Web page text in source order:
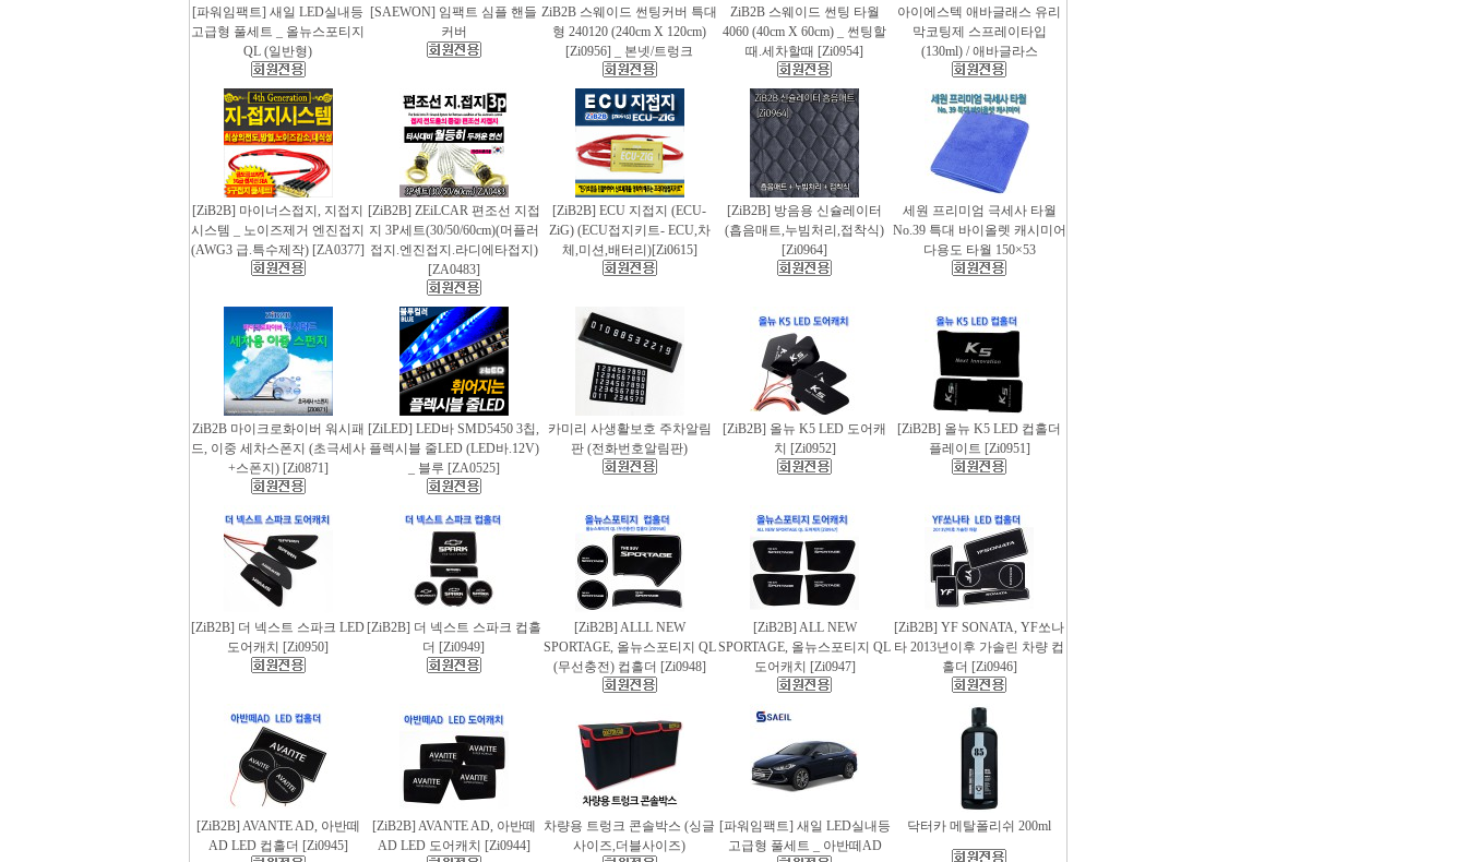
[파워임팩트] 새일 LED실내등
고급형 풀세트 _ 올뉴스포티지
QL (일반형)
[SAEWON] 임팩트 심플 핸들
커버
ZiB2B 스웨이드 썬팅커버 특대
형 240120 (240cm X 120cm)
[Zi0956] _ 본넷/트렁크
ZiB2B 스웨이드 썬팅 타월
4060 (40cm X 60cm) _ 썬팅할
때.세차할때 [Zi0954]
아이에스텍 애바글래스 유리
막코팅제 스프레이타입
(130ml) / 애바글라스
[ZiB2B] 마이너스접지, 지접지
시스템 _ 노이즈제거 엔진접지
(AWG3 급.특수제작) [ZA0377]
[ZiB2B] ZEiLCAR 편조선 지접
지 3P세트(30/50/60cm)(머플러
접지.엔진접지.라디에타접지)
[ZA0483]
[ZiB2B] ECU 지접지 (ECU-
ZiG) (ECU접지키트- ECU,차
체,미션,배터리)[Zi0615]
[ZiB2B] 방음용 신슐레이터
(흡음매트,누빔처리,접착식)
[Zi0964]
세원 프리미엄 극세사 타월
No.39 특대 바이올렛 캐시미어
다용도 타월 150×53
ZiB2B 마이크로화이버 워시패
드, 이중 세차스폰지 (초극세사
+스폰지) [Zi0871]
[ZiLED] LED바 SMD5450 3칩,
플렉시블 줄LED (LED바.12V)
_ 블루 [ZA0525]
카미리 사생활보호 주차알림
판 (전화번호알림판)
[ZiB2B] 올뉴 K5 LED 도어캐
치 [Zi0952]
[ZiB2B] 올뉴 K5 LED 컵홀더
플레이트 [Zi0951]
[ZiB2B] 더 넥스트 스파크 LED
도어캐치 [Zi0950]
[ZiB2B] 더 넥스트 스파크 컵홀
더 [Zi0949]
[ZiB2B] ALLL NEW
SPORTAGE, 올뉴스포티지 QL
(무선충전) 컵홀더 [Zi0948]
[ZiB2B] ALL NEW
SPORTAGE, 올뉴스포티지 QL
도어캐치 [Zi0947]
[ZiB2B] YF SONATA, YF쏘나
타 2013년이후 가솔린 차량 컵
홀더 [Zi0946]
[ZiB2B] AVANTE AD, 아반떼
AD LED 컵홀더 [Zi0945]
[ZiB2B] AVANTE AD, 아반떼
AD LED 도어캐치 [Zi0944]
차량용 트렁크 콘솔박스 (싱글
사이즈,더블사이즈)
[파워임팩트] 새일 LED실내등
고급형 풀세트 _ 아반떼AD
닥터카 메탈폴리쉬 200ml